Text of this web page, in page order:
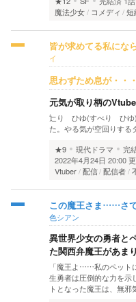
魔法少女
コメディ 短
皆が求めてる私にな
イ
思わずため息が・・
元気が取り柄の
辷り ひゆ(すべり ひゆ)
た。やる気が空回りする
★9
現代ドラマ 完
2022年4月24日 20:00
Vtuber 配信 配信者
この魔王さま……さ
色シアン
異世界少女の勇者と
た関西弁魔王があま
「魔王よ……私のペット
生勇者は圧倒的な力を示
トとなった魔王は、無